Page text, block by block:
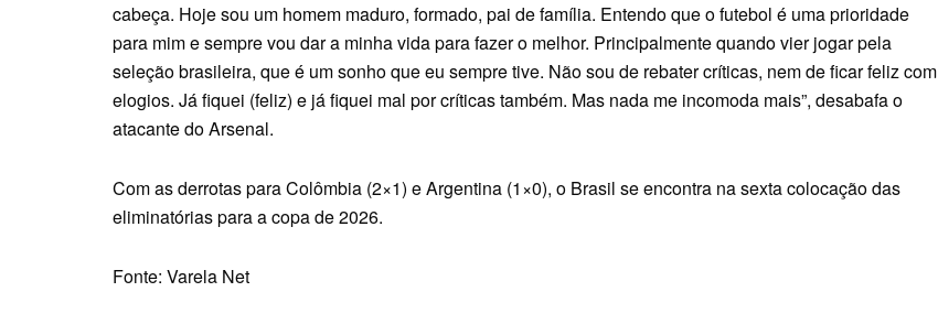
cabeça. Hoje sou um homem maduro, formado, pai de família. Entendo que o futebol é uma prioridade
para mim e sempre vou dar a minha vida para fazer o melhor. Principalmente quando vier jogar pela
seleção brasileira, que é um sonho que eu sempre tive. Não sou de rebater críticas, nem de ficar feliz com
elogios. Já fiquei (feliz) e já fiquei mal por críticas também. Mas nada me incomoda mais”, desabafa o
atacante do Arsenal.
Com as derrotas para Colômbia (2×1) e Argentina (1×0), o Brasil se encontra na sexta colocação das
eliminatórias para a copa de 2026.
Fonte: Varela Net